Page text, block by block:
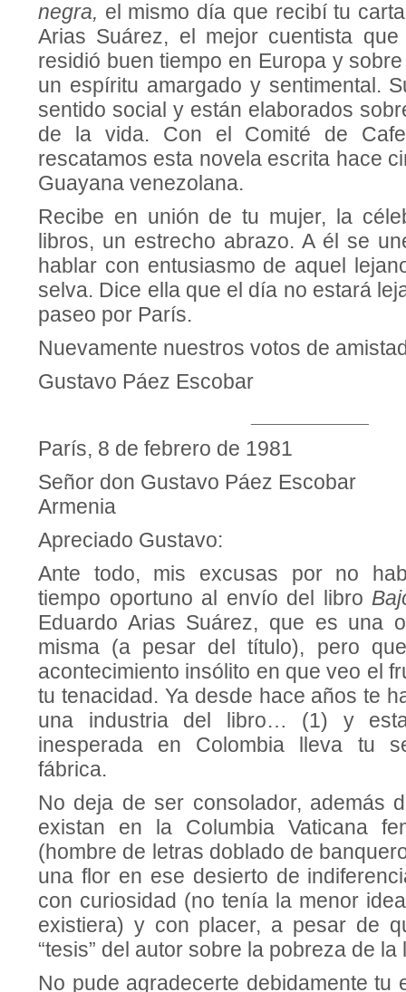
negra, el mismo día que recibí tu
Arias Suárez, el mejor cuentista
residió buen tiempo en Europa y
un espíritu amargado y sentimental.
sentido social y están elabora­dos
de la vida. Con el Comité de
rescatamos esta novela escrita hace
Guayana venezolana.
Recibe en unión de tu mujer, la
libros, un estrecho abrazo. A él se
hablar con entusiasmo de aquel
selva. Dice ella que el día no estará
paseo por París.
Nuevamente nuestros votos de
Gustavo Páez Escobar
París, 8 de febrero de 1981
Señor don Gustavo Páez Escobar
Armenia
Apreciado Gustavo:
Ante todo, mis excusas por no
tiempo oportuno al envío del libro
Eduardo Arias Suárez, que es una
misma (a pesar del título), pero
acontecimiento insólito en que veo el
tu tenacidad. Ya desde hace años te
una industria del libro… (1) y
inesperada en Colombia lleva tu
fábrica.
No deja de ser consolador, además
existan en la Columbia Vaticana
(hombre de letras doblado de
una flor en ese desierto de
con curiosidad (no tenía la menor
existiera) y con placer, a pesar de
“tesis” del autor sobre la pobreza de
No pude agradecerte debidamente tu